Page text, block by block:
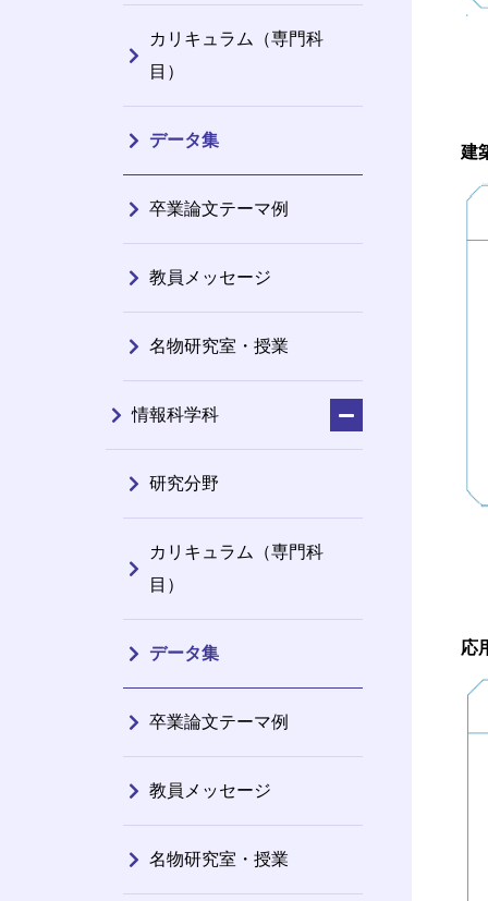
建
応
カリキュラム（専門科
目）
データ集
卒業論文テーマ例
教員メッセージ
名物研究室・授業
情報科学科
研究分野
カリキュラム（専門科
目）
データ集
卒業論文テーマ例
教員メッセージ
名物研究室・授業